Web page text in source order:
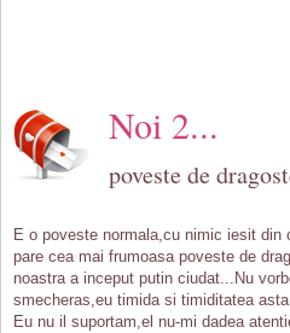
Noi 2...
poveste de
E o poveste normala,cu nimic iesit
pare cea mai frumoasa poveste de
noastra a inceput putin ciudat...Nu
smecheras,eu timida si timiditatea
Eu nu il suportam,el nu-mi dadea